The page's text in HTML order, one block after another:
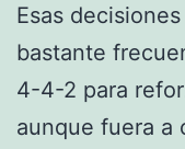
Esas
bastante
4-4-2 para
aunque fuera a